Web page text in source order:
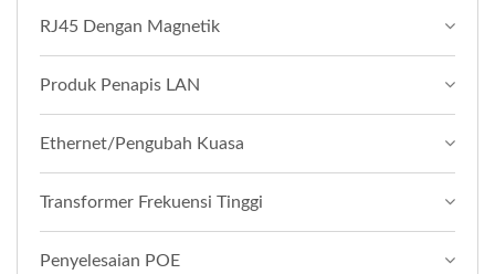
RJ45 Dengan Magnetik
Produk Penapis LAN
Ethernet/Pengubah Kuasa
Transformer Frekuensi Tinggi
Penyelesaian POE